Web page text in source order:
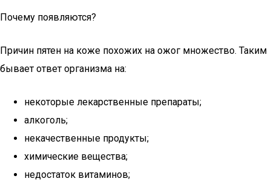
Почему появляются?
Причин пятен на коже похожих на ожог множество. Таким
бывает ответ организма на:
некоторые лекарственные препараты;
алкоголь;
некачественные продукты;
химические вещества;
недостаток витаминов;